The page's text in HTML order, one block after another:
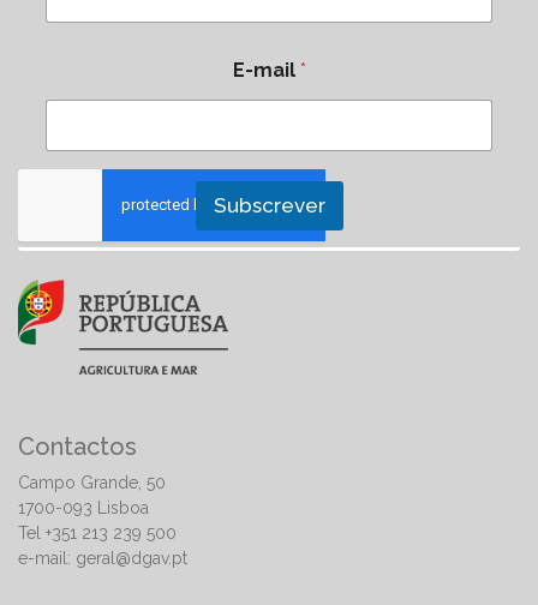
E-mail *
Subscrever
Contactos
Campo Grande, 50
1700-093 Lisboa
Tel +351 213 239 500
e-mail: geral@dgav.pt